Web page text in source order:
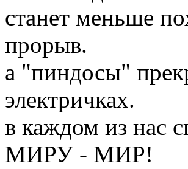
станет меньше
прорыв.
а "пиндосы"
электричках.
в каждом из нас
МИРУ - МИР!